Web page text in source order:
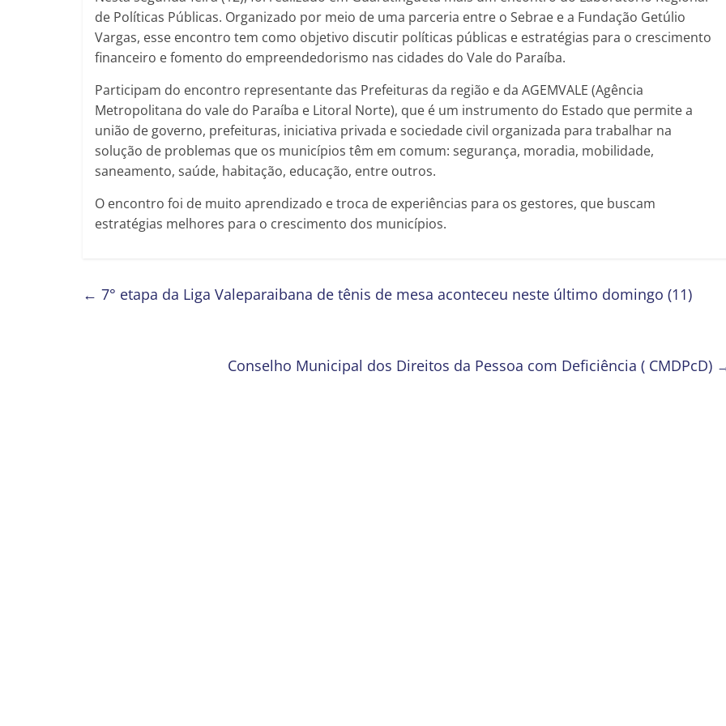
de Políticas Públicas. Organizado por meio de uma parceria entre o Sebrae e a Fundação Getúlio
Vargas, esse encontro tem como objetivo discutir políticas públicas e estratégias para o crescimento
financeiro e fomento do empreendedorismo nas cidades do Vale do Paraíba.
Participam do encontro representante das Prefeituras da região e da AGEMVALE (Agência
Metropolitana do vale do Paraíba e Litoral Norte), que é um instrumento do Estado que permite a
união de governo, prefeituras, iniciativa privada e sociedade civil organizada para trabalhar na
solução de problemas que os municípios têm em comum: segurança, moradia, mobilidade,
saneamento, saúde, habitação, educação, entre outros.
O encontro foi de muito aprendizado e troca de experiências para os gestores, que buscam
estratégias melhores para o crescimento dos municípios.
← 7° etapa da Liga Valeparaibana de tênis de mesa aconteceu neste último domingo (11)
Conselho Municipal dos Direitos da Pessoa com Deficiência ( CMDPcD)